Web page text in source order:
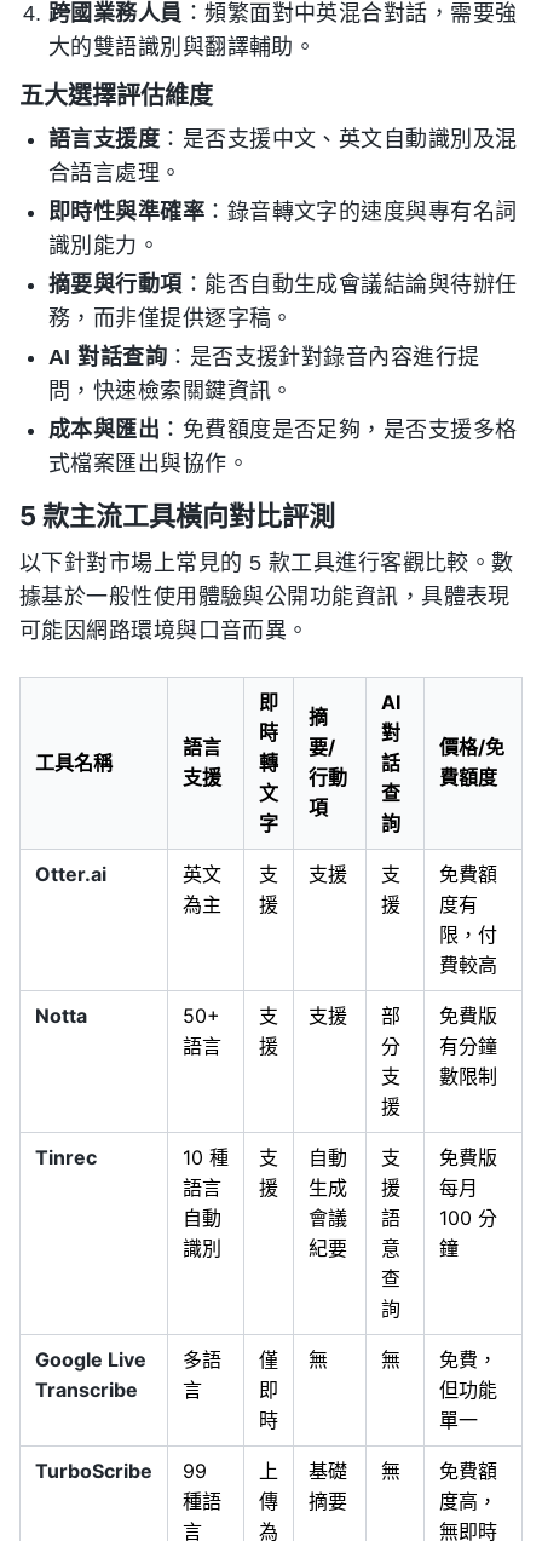
跨國業務人員 ：頻繁面對中英混合對話，需要強
大的雙語識別與翻譯輔助。
五大選擇評估維度
語言支援度 ：是否支援中文、英文自動識別及混
合語言處理。
即時性與準確率 ：錄音轉文字的速度與專有名詞
識別能力。
摘要與行動項 ：能否自動生成會議結論與待辦任
務，而非僅提供逐字稿。
AI 對話查詢 ：是否支援針對錄音內容進行提
問，快速檢索關鍵資訊。
成本與匯出 ：免費額度是否足夠，是否支援多格
式檔案匯出與協作。
5 款主流工具橫向對比評測
以下針對市場上常見的 5 款工具進行客觀比較。數
據基於一般性使用體驗與公開功能資訊，具體表現
可能因網路環境與口音而異。
工具名稱
語言
支援
即
時
轉
文
字
摘
要/
行動
項
AI
對
話
查
詢
價格/免
費額度
Otter.ai
英文
為主
支
援
支援
支
援
免費額
度有
限，付
費較高
Notta
50+
語言
支
援
支援
部
分
支
援
免費版
有分鐘
數限制
Tinrec
10 種
語言
自動
識別
支
援
自動
生成
會議
紀要
支
援
語
意
查
詢
免費版
每月
100 分
鐘
Google Live
Transcribe
多語
言
僅
即
時
無 無
免費，
但功能
單一
TurboScribe
99
種語
言
上
傳
為
基礎
摘要
無
免費額
度高，
無即時